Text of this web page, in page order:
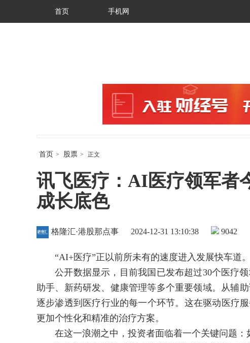
首页 手机网
首页 > 股票 > 正文
讯飞医疗：AI医疗领军者
成长底色
格隆汇·港股那点事 2024-12-31 13:10:38 9042
“AI+医疗”正以前所未有的速度进入发展快车道。
公开数据显示，目前我国已发布超过30个医疗领
助手、新药研发、健康管理等多个重要领域。从辅
逐步渗透到医疗行业的每一个环节。这在驱动医疗
更加个性化和精准的治疗方案。
在这一浪潮之中，投资者面临着一个关键问题：